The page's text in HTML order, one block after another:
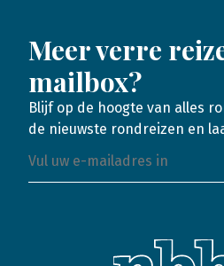
Meer verre
mailbox?
Blijf op de hoogte van alles
de nieuwste rondreizen en